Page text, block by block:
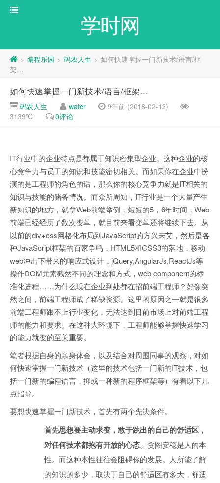
学时网
> 编程乐园 > 码农人生 > 如何快速掌握一门新技术/语言/框
架…
如何快速掌握一门新技术/语言/框架…
码农人生 water
9年前 (2018-02-13)
3139℃
0评论
IT行业中的企业特点是都属于知识密集型企业。这种企业的核
心竞争力与员工的知识和技能密切相关。而如果你在企业中扮
演的是工程师的角色的话，那么你的核心竞争力就是IT相关的
知识与技能的储备情况。而众所周知，IT行业是一个大量产生
新知识的地方，就拿Web前端举例，短短的5，6年时间，Web
前端已经经历了数次变革，就目前来看变革还将继续下去。从
以前的div+css网格化布局到JavaScript的方兴未艾，然后是各
种JavaScript框架的百家争鸣，HTML5和CSS3的落地，移动
web冲击下带来的响应式设计，jQuery,AngularJs,ReactJs等
操作DOM元素截然不同的理念和方式，web component的标
准化进程……为什么现在企业到处都在招前端工程师？好像突
然之间，前端工程师成了稀缺资源。这里的原因之一就是很多
前端工程师跟不上行业变化，无法达到目前市场上对前端工程
师的能力和要求。在这种大环境下，工程师能够掌握快速学习
的能力就变的至关重要。
笔者根据自身的亲身体会，以及结合对周围同事的观察，对如
何快速掌握一门新技术（这里的技术包括一门新的IT技术，包
括一门新的编程语言，抑或一种新的程序框架等）有着以下几
点指导。
要想快速掌握一门新技术，首先有两个先决条件。
首先思想要主动求变，敢于跳出的自己的舒适区，
对任何技术都抱有开放的心态。 贪图安稳是人的本
性。而这种本性往往会阻碍你的发展。人所能了解
的知识的多少，取决于自己的舒适区有多大，舒适